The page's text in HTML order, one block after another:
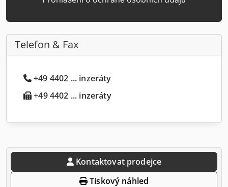
Telefon & Fax
+49 4402 ... inzeráty
+49 4402 ... inzeráty
Kontaktovat prodejce
Tiskový náhled